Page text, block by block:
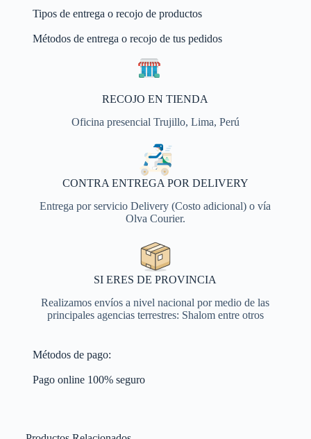
Tipos de entrega o recojo de productos
Métodos de entrega o recojo de tus pedidos
RECOJO EN TIENDA
Oficina presencial Trujillo, Lima, Perú
CONTRA ENTREGA POR DELIVERY
Entrega por servicio Delivery (Costo adicional) o vía
Olva Courier.
SI ERES DE PROVINCIA
Realizamos envíos a nivel nacional por medio de las
principales agencias terrestres: Shalom entre otros
Métodos de pago:
Pago online 100% seguro